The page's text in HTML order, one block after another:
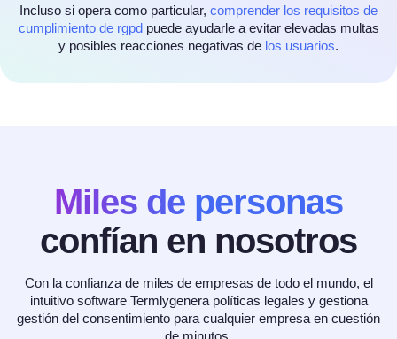
Incluso si opera como particular, comprender los requisitos de
cumplimiento de rgpd puede ayudarle a evitar elevadas multas
y posibles reacciones negativas de los usuarios.
Miles de personas
confían en nosotros
Con la confianza de miles de empresas de todo el mundo, el
intuitivo software Termlygenera políticas legales y gestiona
gestión del consentimiento para cualquier empresa en cuestión
de minutos.